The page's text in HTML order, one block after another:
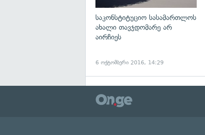
საკონსტიტუციო სასამართლოს
ახალი თავჯდომარე არ
აირჩიეს
6 ოქტომბერი 2016, 14:29